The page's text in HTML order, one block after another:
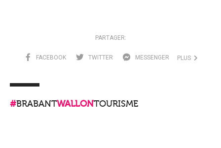
PARTAGER:
FACEBOOK TWITTER MESSENGER PLUS
#BRABANTWALLONTOURISME